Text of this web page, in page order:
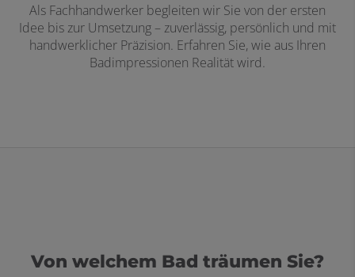
Als Fachhandwerker begleiten wir Sie von der ersten
Idee bis zur Umsetzung – zuverlässig, persönlich und mit
handwerklicher Präzision. Erfahren Sie, wie aus Ihren
Badimpressionen Realität wird.
Von welchem Bad träumen Sie?